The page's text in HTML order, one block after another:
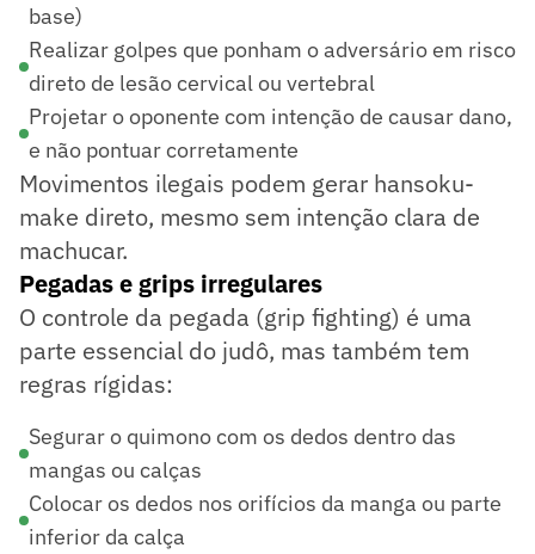
base)
Realizar golpes que ponham o adversário em risco
direto de lesão cervical ou vertebral
Projetar o oponente com intenção de causar dano,
e não pontuar corretamente
Movimentos ilegais podem gerar hansoku-
make direto, mesmo sem intenção clara de
machucar.
Pegadas e grips irregulares
O controle da pegada (grip fighting) é uma
parte essencial do judô, mas também tem
regras rígidas:
Segurar o quimono com os dedos dentro das
mangas ou calças
Colocar os dedos nos orifícios da manga ou parte
inferior da calça